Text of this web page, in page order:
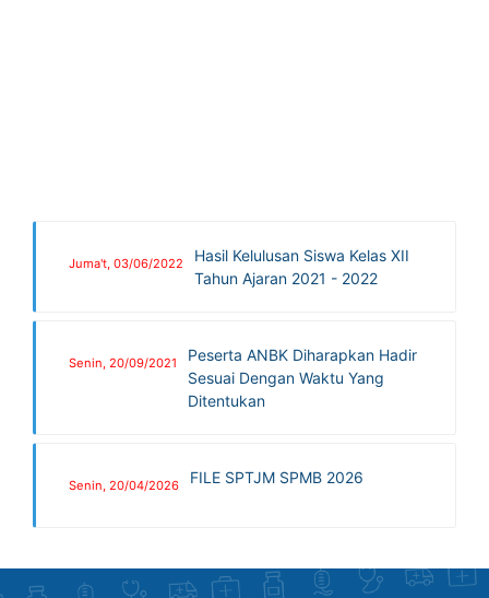
Juma't, 03/06/2022
Hasil Kelulusan Siswa Kelas XII
Tahun Ajaran 2021 - 2022
Senin, 20/09/2021
Peserta ANBK Diharapkan Hadir
Sesuai Dengan Waktu Yang
Ditentukan
Senin, 20/04/2026 FILE SPTJM SPMB 2026